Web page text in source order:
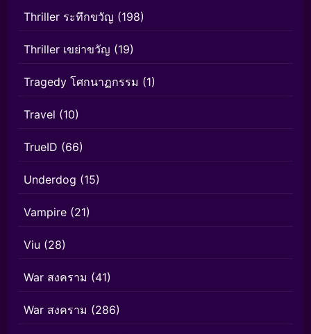
Thriller ระทึกขวัญ (198)
Thriller เขย่าขวัญ (19)
Tragedy โศกนาฏกรรม (1)
Travel (10)
TrueID (66)
Underdog (15)
Vampire (21)
Viu (28)
War สงคราม (41)
War สงคราม (286)